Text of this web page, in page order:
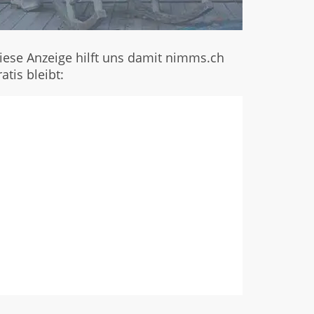
Anzeige hilft uns damit nimms.ch
bleibt: